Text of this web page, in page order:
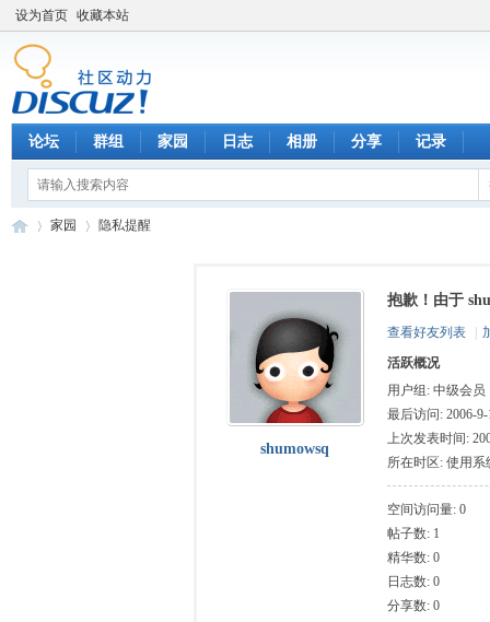
设为首页 收藏本站
论坛 群组 家园 日志 相册 分享 记录
家园 隐私提醒
shumowsq
抱歉！由于
查看好友列表
活跃概况
用户组: 中级会员
最后访问: 2006-9-
上次发表时间:
所在时区: 使用系
空间访问量: 0
帖子数: 1
精华数: 0
日志数: 0
分享数: 0